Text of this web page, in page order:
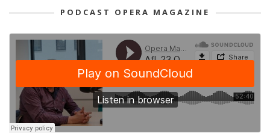
PODCAST OPERA MAGAZINE